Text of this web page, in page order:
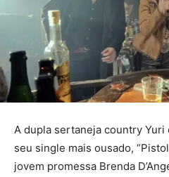
A dupla sertaneja country Yuri
seu single mais ousado,
jovem promessa Brenda